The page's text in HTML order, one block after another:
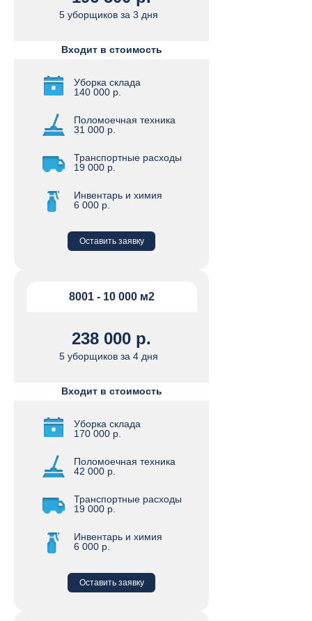
Входит в стоимость
Уборка склада
140 000 р.
Транспортные расходы
19 000 р.
Инвентарь и химия
6 000 р.
Оставить заявку
Поломоечная техника
31 000 р.
5 уборщиков за 3 дня
8001 - 10 000 м2
238 000 р.
Входит в стоимость
Уборка склада
170 000 р.
Транспортные расходы
19 000 р.
Инвентарь и химия
6 000 р.
Оставить заявку
Поломоечная техника
42 000 р.
5 уборщиков за 4 дня